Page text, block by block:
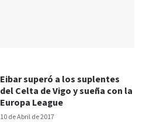
10 de Abril de 2017
Eibar superó a los suplentes
del Celta de Vigo y sueña con la
Europa League